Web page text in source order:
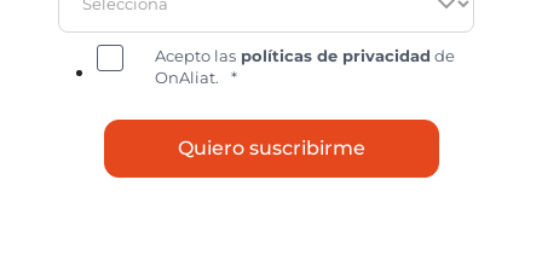
Acepto las políticas de privacidad de
OnAliat.
*